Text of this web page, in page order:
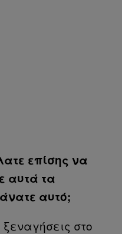
επίσης να
αυτά τα
αυτό;
στο